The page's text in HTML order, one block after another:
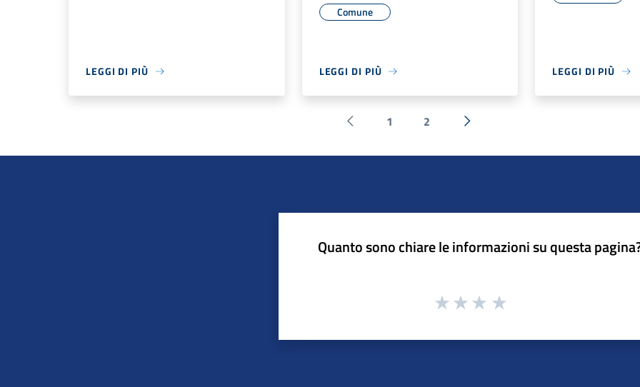
LEGGI DI PIÙ
Comune
LEGGI DI PIÙ LEGGI DI PIÙ
Pagina precedente
1 2
Successiva »
Quanto sono chiare le informazioni su questa